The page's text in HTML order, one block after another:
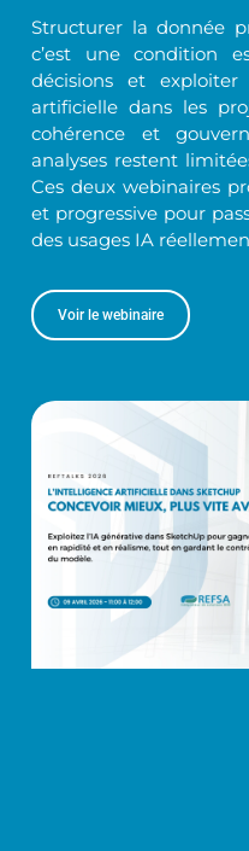
Structurer la donnée
c’est une condition
décisions et exploiter
artificielle dans les
cohérence et
analyses restent
Ces deux webinaires
et progressive pour
des usages IA
Voir le webinaire